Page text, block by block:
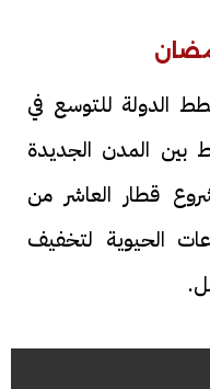
الدولة للتوسع في
بين المدن الجديدة
قطار العاشر من
الحيوية لتخفيف